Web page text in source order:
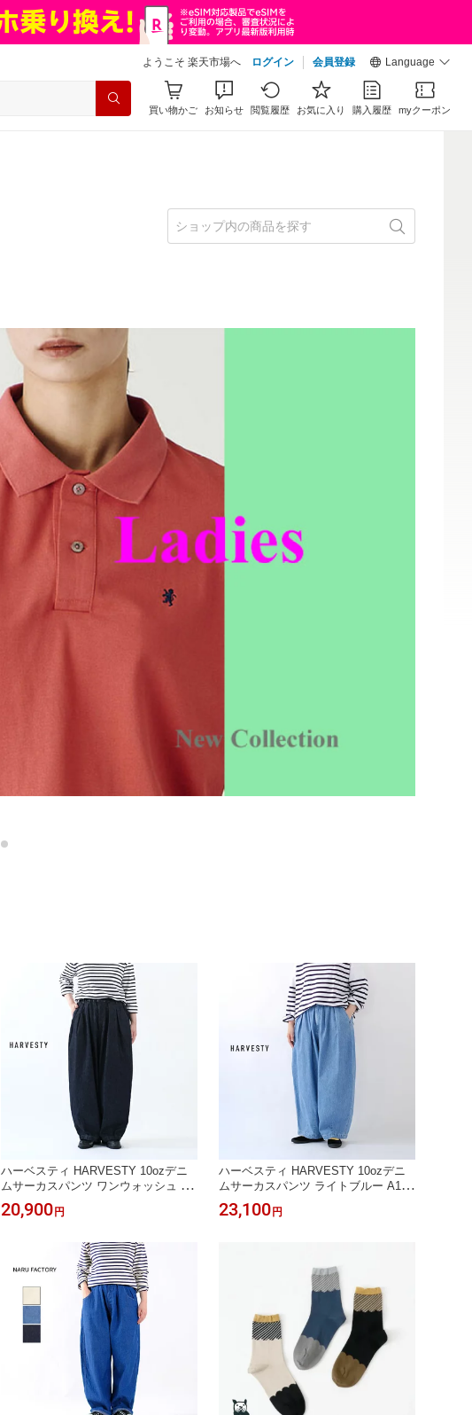
ようこそ 楽天市場へ ログイン 会員登録 Language
買い物かご お知らせ 閲覧履歴 お気に入り 購入履歴 myクーポン
ハーベスティ HARVESTY 10ozデニ
ムサーカスパンツ ワンウォッシュ A1
2626-98 10oz DENIM CIRCUS PANT
S＊送料無料＊《即日発送》2026'秋冬
20,900円
ハーベスティ HARVESTY 10ozデニ
ムサーカスパンツ ライトブルー A126
26-93 10oz DENIM CIRCUS PANTS
＊送料無料＊《即日発送》2026'秋冬
23,100円